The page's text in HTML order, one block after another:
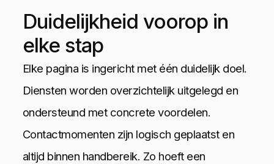
Duidelijkheid voorop in
elke stap
Elke pagina is ingericht met één duidelijk doel.
Diensten worden overzichtelijk uitgelegd en
ondersteund met concrete voordelen.
Contactmomenten zijn logisch geplaatst en
altijd binnen handbereik. Zo hoeft een